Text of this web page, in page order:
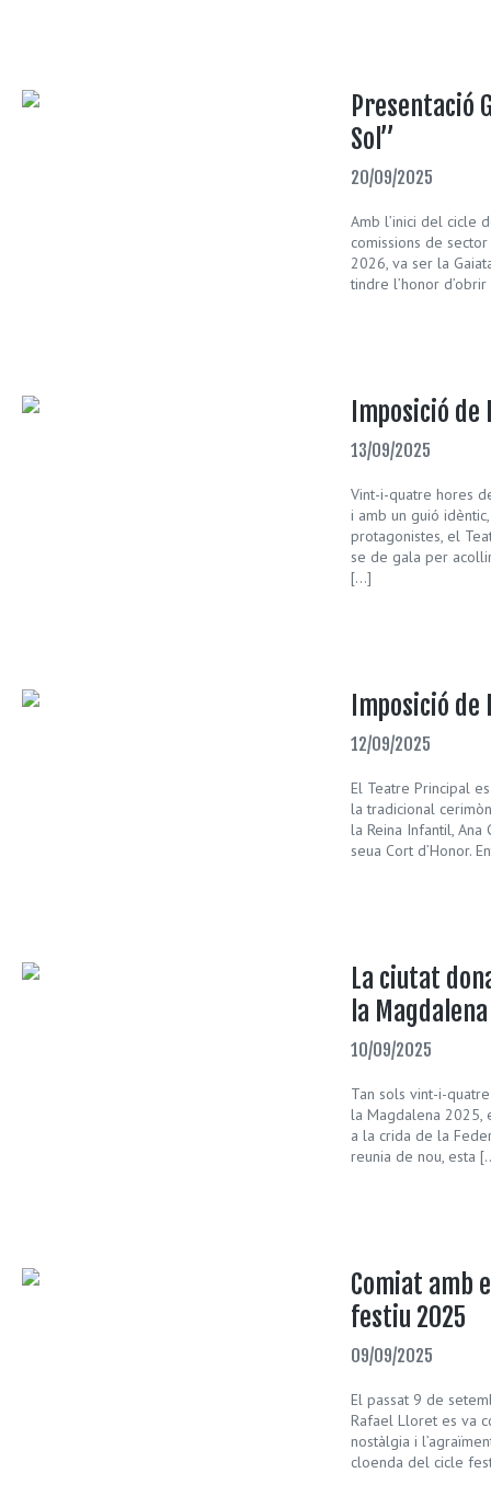
Presentació
Sol”
20/09/2025
Amb l’inici del cicle
comissions de
2026, va ser la
tindre l’honor
Imposició de
13/09/2025
Vint-i-quatre hores
i amb un guió
protagonistes, el
se de gala per
[…]
Imposició
12/09/2025
El Teatre Principal
la tradicional
la Reina Infantil, Ana
seua Cort d’Honor.
La ciutat
la
10/09/2025
Tan sols vint-i-
la Magdalena 2025,
a la crida de la
reunia de nou, esta
Comiat amb
festiu 2025
09/09/2025
El passat 9 de
Rafael Lloret es va
nostàlgia i
cloenda del cicle